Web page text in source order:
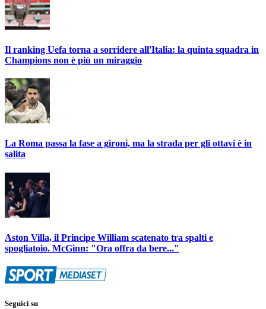
Il ranking Uefa torna a sorridere all'Italia: la quinta squadra in
Champions non è più un miraggio
La Roma passa la fase a gironi, ma la strada per gli ottavi è in
salita
Aston Villa, il Principe William scatenato tra spalti e
spogliatoio. McGinn: "Ora offra da bere..."
Seguici su